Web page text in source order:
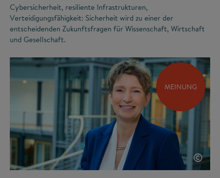
Cybersicherheit, resiliente Infrastrukturen,
Verteidigungsfähigkeit: Sicherheit wird zu einer der
entscheidenden Zukunftsfragen für Wissenschaft, Wirtschaft
und Gesellschaft.
MEINUNG
©